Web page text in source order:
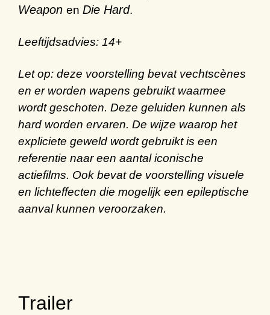
Weapon en Die Hard.
Leeftijdsadvies: 14+
Let op: deze voorstelling bevat vechtscènes
en er worden wapens gebruikt waarmee
wordt geschoten. Deze geluiden kunnen als
hard worden ervaren. De wijze waarop het
expliciete geweld wordt gebruikt is een
referentie naar een aantal iconische
actiefilms. Ook bevat de voorstelling visuele
en lichteffecten die mogelijk een epileptische
aanval kunnen veroorzaken.
Trailer